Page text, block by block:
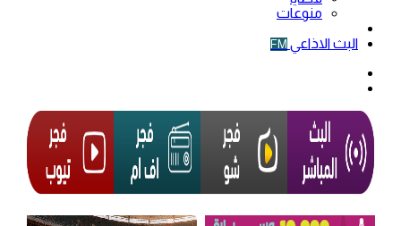
منوعات
البث الاذاعي FM